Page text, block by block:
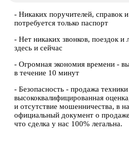
- Никаких поручителей, справок
потребуется только паспорт
- Нет никаких звонков, поездок и
здесь и сейчас
- Огромная экономия времени -
в течение 10 минут
- Безопасность - продажа
высококвалифицированная
и отсутствие мошенничества, в
официальный документ о
что сделка у нас 100% легальна.